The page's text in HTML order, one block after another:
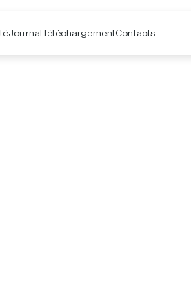
JournalTéléchargementContacts